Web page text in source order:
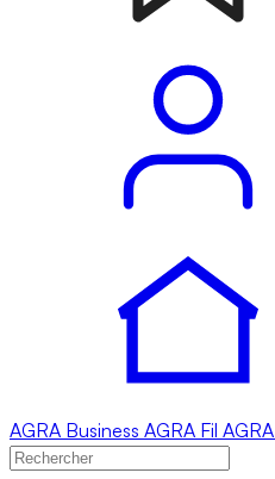
AGRA Business AGRA Fil AGRA